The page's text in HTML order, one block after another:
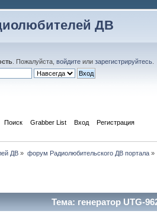
ДВ
. Пожалуйста, войдите или зарегистрируйтесь
Поиск Grabber List Вход Регистрация
ДВ » форум Радиолюбительского ДВ портала»
Тема: генератор UTG-